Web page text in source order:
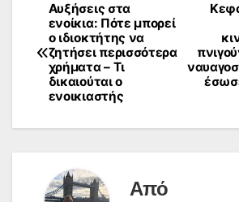
Πλοήγηση
άρθρων
Αυξήσεις στα
ενοίκια: Πότε μπορεί
ο ιδιοκτήτης να
ζητήσει περισσότερα
χρήματα – Τι
δικαιούται ο
ενοικιαστής
Από